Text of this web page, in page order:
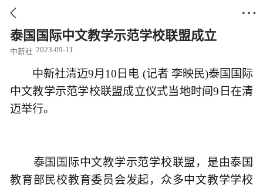
 
泰国国际中文教学示范学校联盟成立
中新社 2023-09-11
中新社清迈9月10日电 (记者 李映民)泰国国际
中文教学示范学校联盟成立仪式当地时间9日在清
迈举行。
泰国国际中文教学示范学校联盟，是由泰国
教育部民校教育委员会发起，众多中文教学学校